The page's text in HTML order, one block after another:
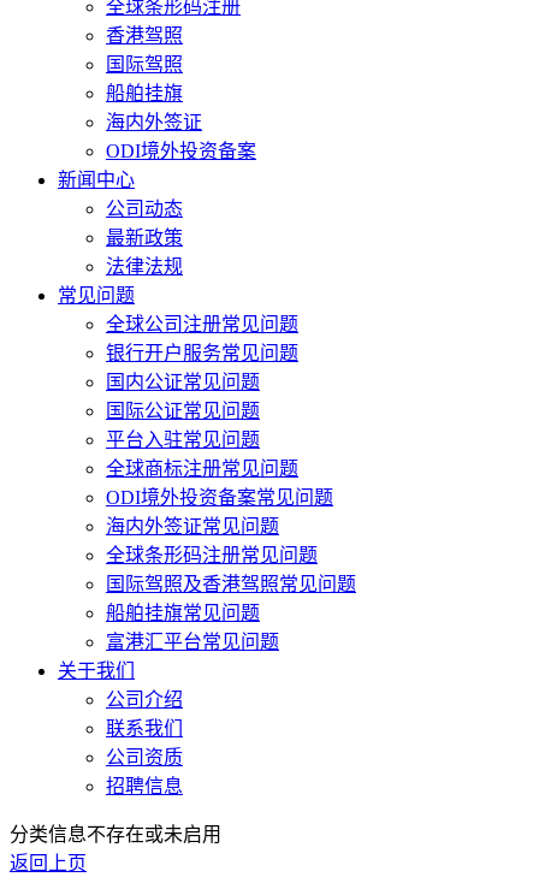
全球条形码注册
香港驾照
国际驾照
船舶挂旗
海内外签证
ODI境外投资备案
新闻中心
公司动态
最新政策
法律法规
常见问题
全球公司注册常见问题
银行开户服务常见问题
国内公证常见问题
国际公证常见问题
平台入驻常见问题
全球商标注册常见问题
ODI境外投资备案常见问题
海内外签证常见问题
全球条形码注册常见问题
国际驾照及香港驾照常见问题
船舶挂旗常见问题
富港汇平台常见问题
关于我们
公司介绍
联系我们
公司资质
招聘信息
分类信息不存在或未启用
返回上页